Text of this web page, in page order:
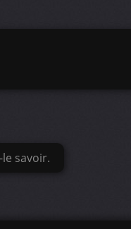
savoir.